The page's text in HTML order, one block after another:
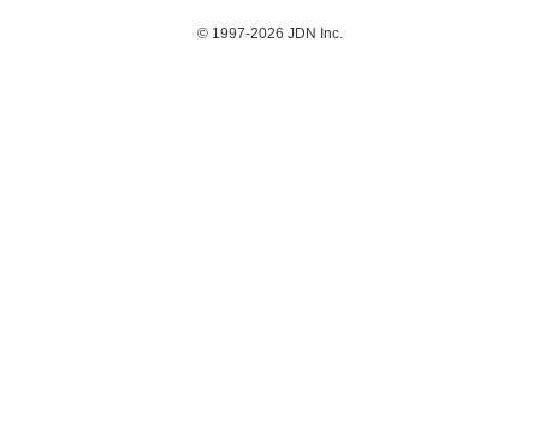
© 1997-2026 JDN Inc.